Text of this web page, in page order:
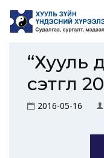
“Хууль
сэтгүүл
2016-05-16